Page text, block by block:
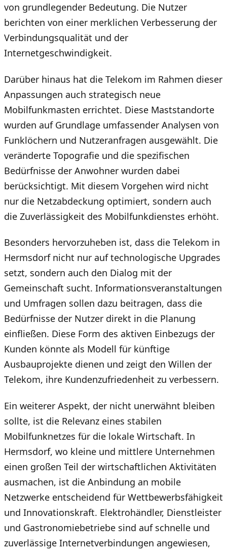
von grundlegender Bedeutung. Die Nutzer
berichten von einer merklichen Verbesserung der
Verbindungsqualität und der
Internetgeschwindigkeit.
Darüber hinaus hat die Telekom im Rahmen dieser
Anpassungen auch strategisch neue
Mobilfunkmasten errichtet. Diese Maststandorte
wurden auf Grundlage umfassender Analysen von
Funklöchern und Nutzeranfragen ausgewählt. Die
veränderte Topografie und die spezifischen
Bedürfnisse der Anwohner wurden dabei
berücksichtigt. Mit diesem Vorgehen wird nicht
nur die Netzabdeckung optimiert, sondern auch
die Zuverlässigkeit des Mobilfunkdienstes erhöht.
Besonders hervorzuheben ist, dass die Telekom in
Hermsdorf nicht nur auf technologische Upgrades
setzt, sondern auch den Dialog mit der
Gemeinschaft sucht. Informationsveranstaltungen
und Umfragen sollen dazu beitragen, dass die
Bedürfnisse der Nutzer direkt in die Planung
einfließen. Diese Form des aktiven Einbezugs der
Kunden könnte als Modell für künftige
Ausbauprojekte dienen und zeigt den Willen der
Telekom, ihre Kundenzufriedenheit zu verbessern.
Ein weiterer Aspekt, der nicht unerwähnt bleiben
sollte, ist die Relevanz eines stabilen
Mobilfunknetzes für die lokale Wirtschaft. In
Hermsdorf, wo kleine und mittlere Unternehmen
einen großen Teil der wirtschaftlichen Aktivitäten
ausmachen, ist die Anbindung an mobile
Netzwerke entscheidend für Wettbewerbsfähigkeit
und Innovationskraft. Elektrohändler, Dienstleister
und Gastronomiebetriebe sind auf schnelle und
zuverlässige Internetverbindungen angewiesen,